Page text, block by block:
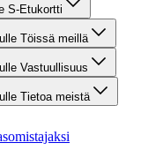
S-Etukortti
Töissä meillä
Vastuullisuus
Tietoa meistä